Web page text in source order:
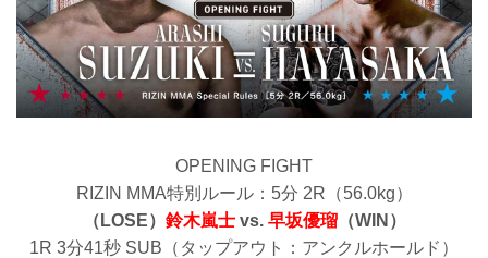
OPENING FIGHT
RIZIN MMA特別ルール：5分 2R（56.0kg）
（LOSE） 鈴木嵐士vs. 早坂優瑠（WIN）
1R 3分41秒 SUB（タップアウト：アンクルホールド）